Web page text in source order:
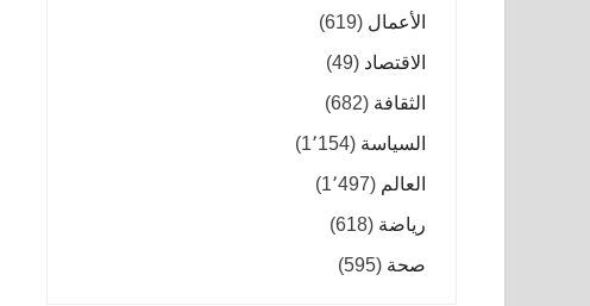
الأعمال (619)
الاقتصاد (49)
الثقافة (682)
السياسة (1٬154)
العالم (1٬497)
رياضة (618)
صحة (595)